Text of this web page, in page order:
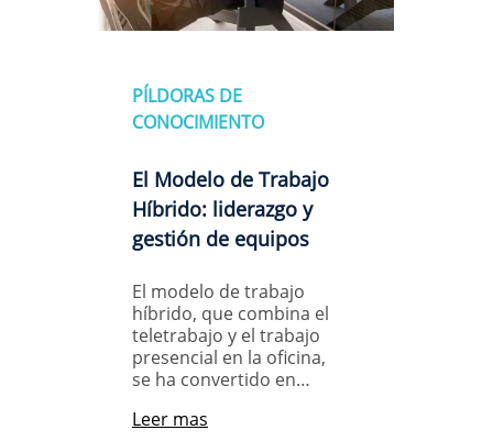
PÍLDORAS DE
CONOCIMIENTO
El Modelo de Trabajo
Híbrido: liderazgo y
gestión de equipos
El modelo de trabajo
híbrido, que combina el
teletrabajo y el trabajo
presencial en la oficina,
se ha convertido en…
Leer mas